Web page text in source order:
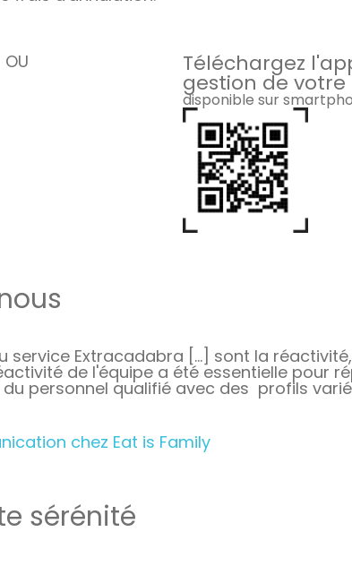
OU Téléchargez
gestion de
disponible sur
service Extracadabra […] sont la
de l'équipe a été essentielle pour
personnel qualifié avec des profils
chez Eat is Family
sérénité